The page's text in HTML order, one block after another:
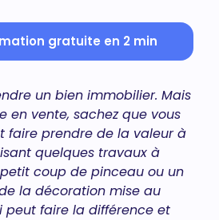
gratuite en 2 min
un bien immobilier. Mais
en vente, sachez que vous
faire prendre de la valeur à
quelques travaux à
coup de pinceau ou un
la décoration mise au
peut faire la différence et